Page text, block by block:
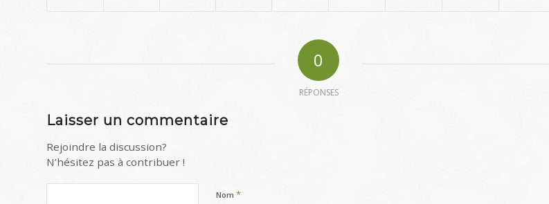
0
RÉPONSES
Laisser un commentaire
Rejoindre la discussion?
N’hésitez pas à contribuer !
Nom *